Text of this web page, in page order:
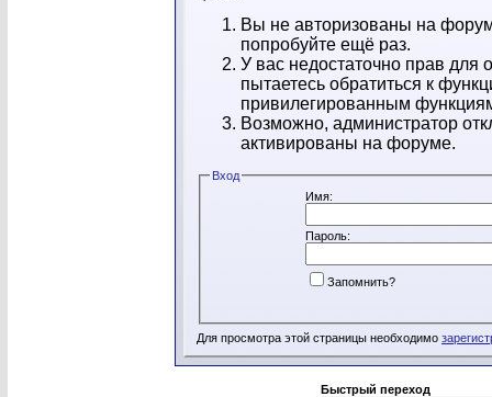
Вы не авторизованы на
попробуйте ещё раз.
У вас недостаточно прав
пытаетесь обратиться к
привилегированным
Возможно, администратор
активированы на форуме.
Вход
Имя:
Пароль:
Запомнить?
Для просмотра этой страницы необходимо
Быстрый переход